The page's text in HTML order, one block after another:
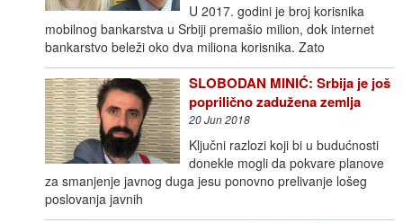
U 2017. godini je broj korisnika
mobilnog bankarstva u Srbiji premašio milion, dok internet
bankarstvo beleži oko dva miliona korisnika. Zato
SLOBODAN MINIĆ: Srbija je još
poprilično zadužena zemlja
20 Jun 2018
Ključni razlozi koji bi u budućnosti
donekle mogli da pokvare planove
za smanjenje javnog duga jesu ponovno prelivanje lošeg
poslovanja javnih